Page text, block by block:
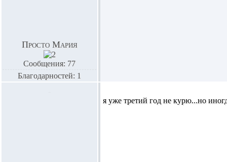
Просто Мария
Сообщения: 77
Благодарностей: 1
я уже третий год не курю...но